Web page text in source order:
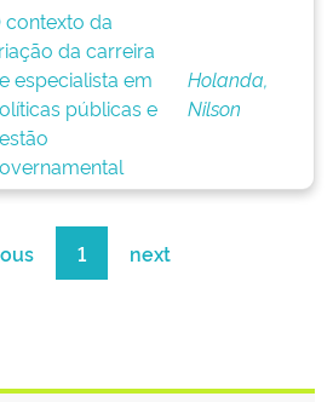
contexto da
da carreira
especialista em
públicas e
Holanda,
Nilson
1 next